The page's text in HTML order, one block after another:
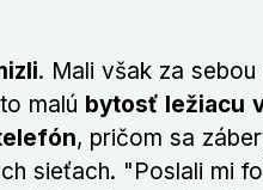
. Mali však za sebou
malú bytosť ležiacu
, pričom sa
sieťach. "Poslali mi